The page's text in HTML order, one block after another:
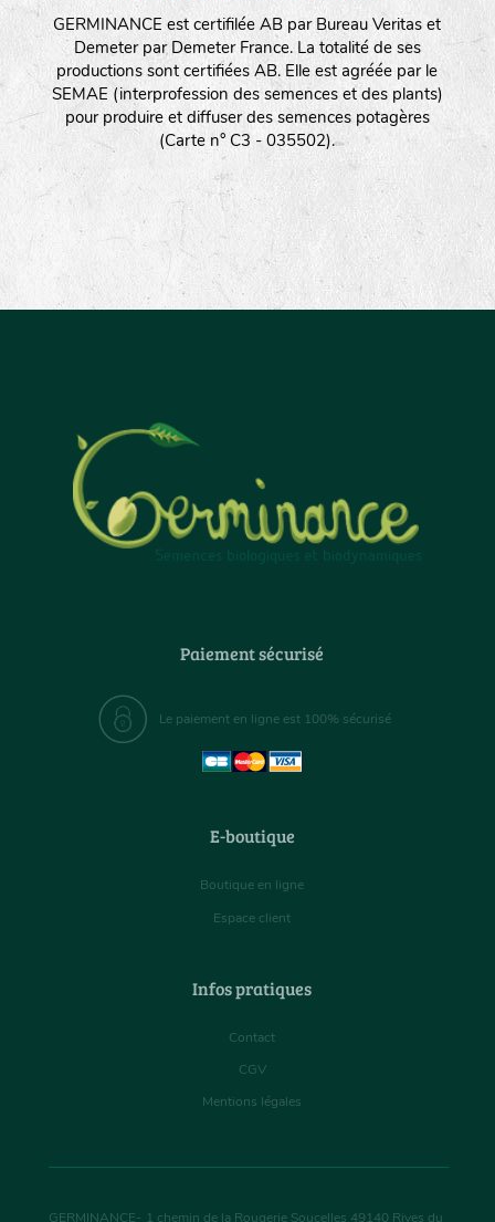
GERMINANCE est certifilée AB par Bureau Veritas et
Demeter par Demeter France. La totalité de ses
productions sont certifiées AB. Elle est agréée par le
SEMAE (interprofession des semences et des plants)
pour produire et diffuser des semences potagères
(Carte n° C3 - 035502).
Paiement sécurisé
Le paiement en ligne est 100% sécurisé
E-boutique
Boutique en ligne
Espace client
Infos pratiques
Contact
CGV
Mentions légales
GERMINANCE- 1 chemin de la Rougerie Soucelles 49140 Rives du